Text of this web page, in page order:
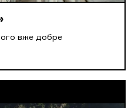
вже добре